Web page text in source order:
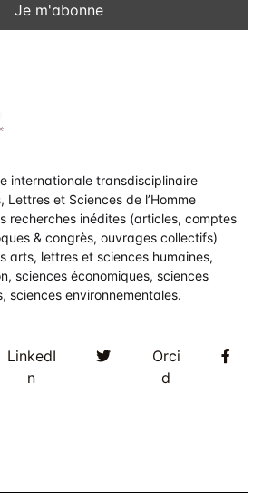
internationale transdisciplinaire
Lettres et Sciences de l’Homme
recherches inédites (articles, comptes
& congrès, ouvrages collectifs)
arts, lettres et sciences humaines,
sciences économiques, sciences
sciences environnementales.
LinkedI
n
TwitterOrci
d